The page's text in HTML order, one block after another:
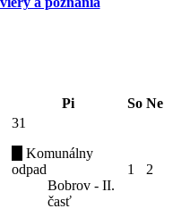
Pi So Ne
31
Komunálny
odpad
Bobrov - II.
časť
1 2